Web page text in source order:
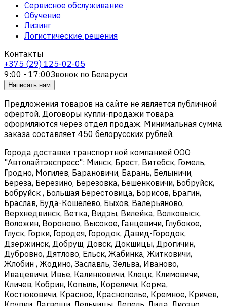
Сервисное обслуживание
Обучение
Лизинг
Логистические решения
Контакты
+375 (29) 125-02-05
9:00 - 17:00Звонок по Беларуси
Написать нам
Предложения товаров на сайте не является публичной
офертой. Договоры купли-продажи товара
оформляются через отдел продаж. Минимальная сумма
заказа составляет 450 белорусских рублей.
Города доставки транспортной компанией ООО
"Автолайтэкспресс": Минск, Брест, Витебск, Гомель,
Гродно, Могилев, Барановичи, Барань, Белыничи,
Береза, Березино, Березовка, Бешенковичи, Бобруйск,
Бобруйск , Большая Берестовица, Борисов, Брагин,
Браслав, Буда-Кошелево, Быхов, Валерьяново,
Верхнедвинск, Ветка, Видзы, Вилейка, Волковыск,
Воложин, Вороново, Высокое, Ганцевичи, Глубокое,
Глуск, Горки, Городея, Городок, Давид-Городок,
Дзержинск, Добруш, Довск, Докшицы, Дрогичин,
Дубровно, Дятлово, Ельск, Жабинка, Житковичи,
Жлобин , Жодино, Заславль, Зельва, Иваново,
Ивацевичи, Ивье, Калинковичи, Клецк, Климовичи,
Кличев, Кобрин, Копыль, Кореличи, Корма,
Костюковичи, Красное, Краснополье, Кремное, Кричев,